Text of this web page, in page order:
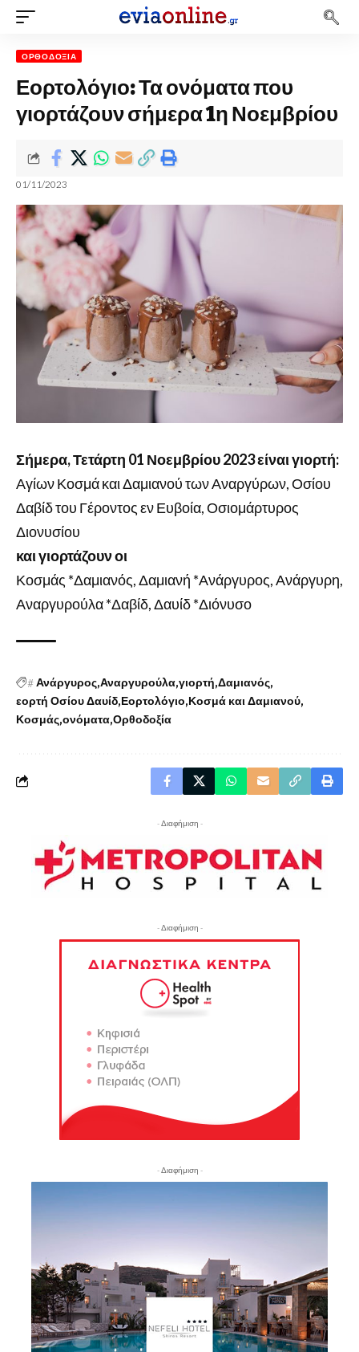
ΟΡΘΟΔΟΞΊΑ
Εορτολόγιο: Τα ονόματα που
γιορτάζουν σήμερα 1η Νοεμβρίου
01/11/2023
Σήμερα, Τετάρτη 01 Νοεμβρίου 2023 είναι γιορτή:
Αγίων Κοσμά και Δαμιανού των Αναργύρων, Οσίου
Δαβίδ του Γέροντος εν Ευβοία, Οσιομάρτυρος
Διονυσίου
και γιορτάζουν οι
Κοσμάς *Δαμιανός, Δαμιανή *Ανάργυρος, Ανάργυρη,
Αναργυρούλα *Δαβίδ, Δαυίδ *Διόνυσο
#Ανάργυρος Αναργυρούλα γιορτή Δαμιανός
εορτή Οσίου Δαυίδ Εορτολόγιο Κοσμά και Δαμιανού
Κοσμάς ονόματα Ορθοδοξία
- Διαφήμιση -
- Διαφήμιση -
- Διαφήμιση -